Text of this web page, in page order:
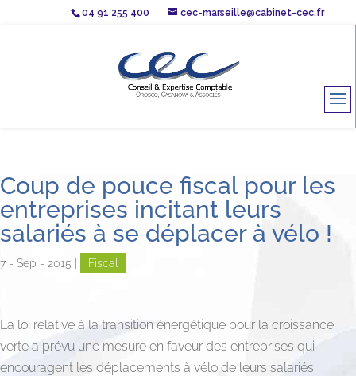
04 91 255 400 cec-marseille@cabinet-cec.fr
Coup de pouce fiscal pour les
entreprises incitant leurs
salariés à se déplacer à vélo !
7 - Sep - 2015 Fiscal
La loi relative à la transition énergétique pour la croissance
verte a prévu une mesure en faveur des entreprises qui
encouragent les déplacements à vélo de leurs salariés.